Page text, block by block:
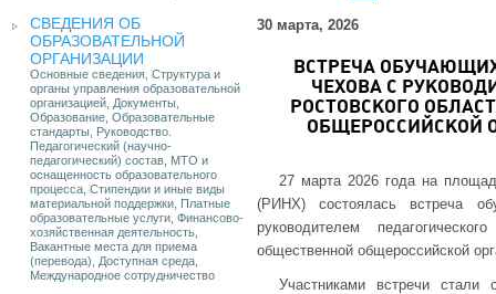
СВЕДЕНИЯ ОБ
ОБРАЗОВАТЕЛЬНОЙ
ОРГАНИЗАЦИИ
Основные сведения, Структура и
органы управления образовательной
организацией, Документы,
Образование, Образовательные
стандарты, Руководство.
Педагогический (научно-
педагогический) состав, МТО и
оснащенность образовательного
процесса, Стипендии и иные виды
материальной поддержки, Платные
образовательные услуги, Финансово-
хозяйственная деятельность,
Вакантные места для приема
(перевода), Доступная среда,
Международное сотрудничество
30 марта, 2026
ВСТРЕЧА
ЧЕХОВА С
РОСТОВСКОГО
ОБЩЕРОССИЙСКОЙ
27 марта 2026 года на
(РИНХ) состоялась встреча
руководителем
общественной общероссийской
Участниками встречи стали